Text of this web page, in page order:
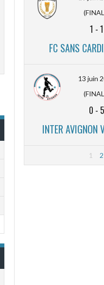
1 -1
FC SANS
13 juin
0 - 5
INTER AVIGNON
1 2